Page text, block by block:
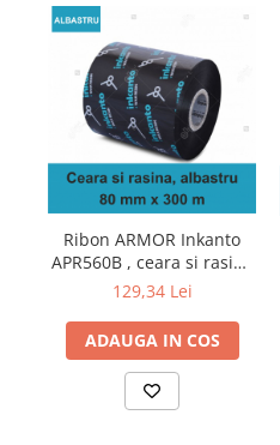
Ribon ARMOR Inkanto
APR560B , ceara si rasina
(wax&resin), albastru,
129,34 Lei
ADAUGA IN COS